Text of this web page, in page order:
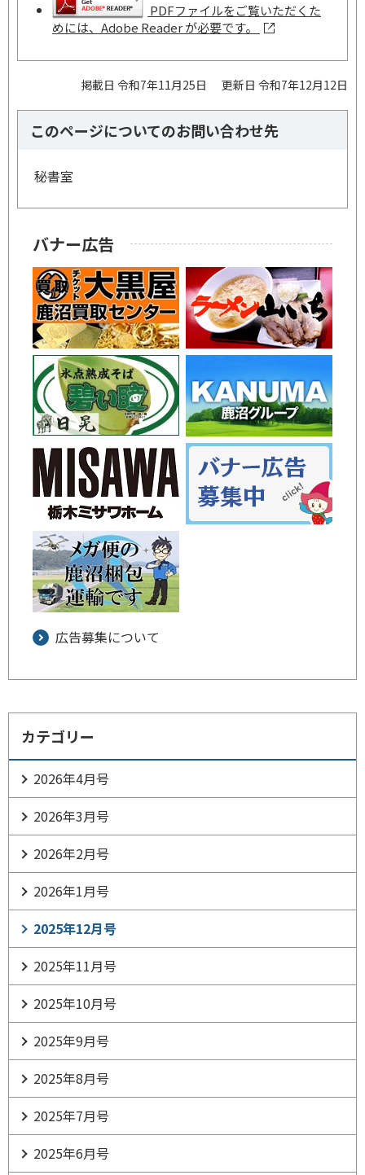
PDFファイルをご覧いただくた
めには、Adobe Reader が必要です。
掲載日 令和7年11月25日 更新日 令和7年12月12日
このページについてのお問い合わせ先
秘書室
バナー広告
広告募集について
カテゴリー
2026年4月号
2026年3月号
2026年2月号
2026年1月号
2025年12月号
2025年11月号
2025年10月号
2025年9月号
2025年8月号
2025年7月号
2025年6月号